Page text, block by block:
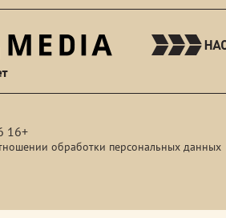
16+
обработки персональных данных